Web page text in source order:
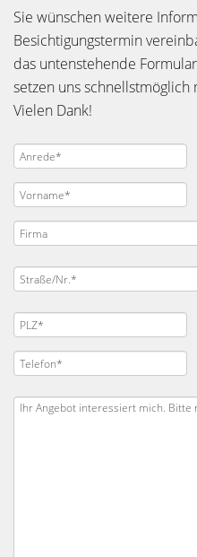
Sie wünschen weitere
Besichtigungstermin
das untenstehende
setzen uns
Vielen Dank!